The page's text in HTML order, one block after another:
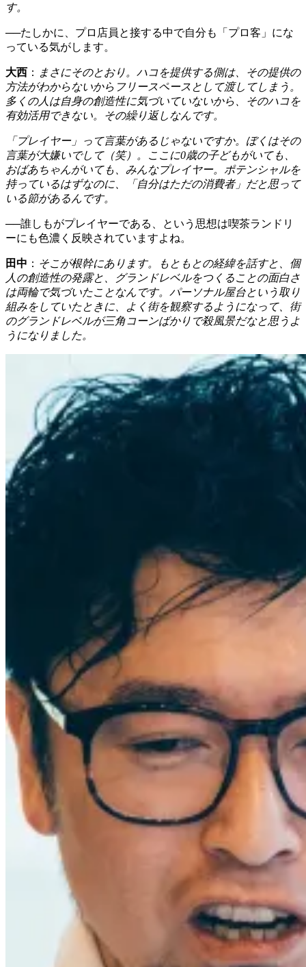
す。
──たしかに、プロ店員と接する中で自分も「プロ客」にな
っている気がします。
大西 ：
まさにそのとおり。ハコを提供する側は、その提供の
方法がわからないからフリースペースとして渡してしまう。
多くの人は自身の創造性に気づいていないから、そのハコを
有効活用できない。その繰り返しなんです。
「プレイヤー」って言葉があるじゃないですか。ぼくはその
言葉が大嫌いでして（笑）。ここに0歳の子どもがいても、
おばあちゃんがいても、みんなプレイヤー。ポテンシャルを
持っているはずなのに、「自分はただの消費者」だと思って
いる節があるんです。
──誰しもがプレイヤーである、という思想は喫茶ランドリ
ーにも色濃く反映されていますよね。
田中 ： そこが根幹にあります。もともとの経緯を話すと、個
人の創造性の発露と、グランドレベルをつくることの面白さ
は両輪で気づいたことなんです。パーソナル屋台という取り
組みをしていたときに、よく街を観察するようになって、街
のグランドレベルが三角コーンばかりで殺風景だなと思うよ
うになりました。